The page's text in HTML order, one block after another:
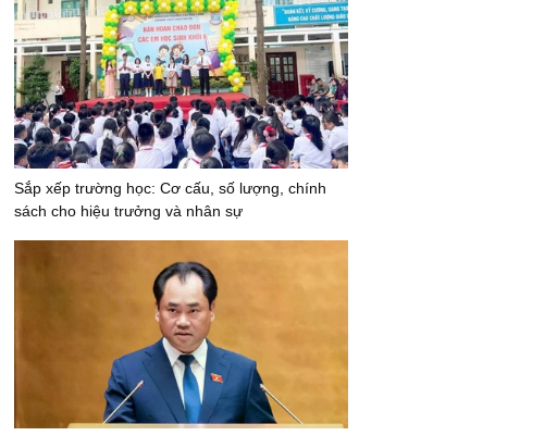
Sắp xếp trường học: Cơ cấu, số lượng, chính
sách cho hiệu trưởng và nhân sự